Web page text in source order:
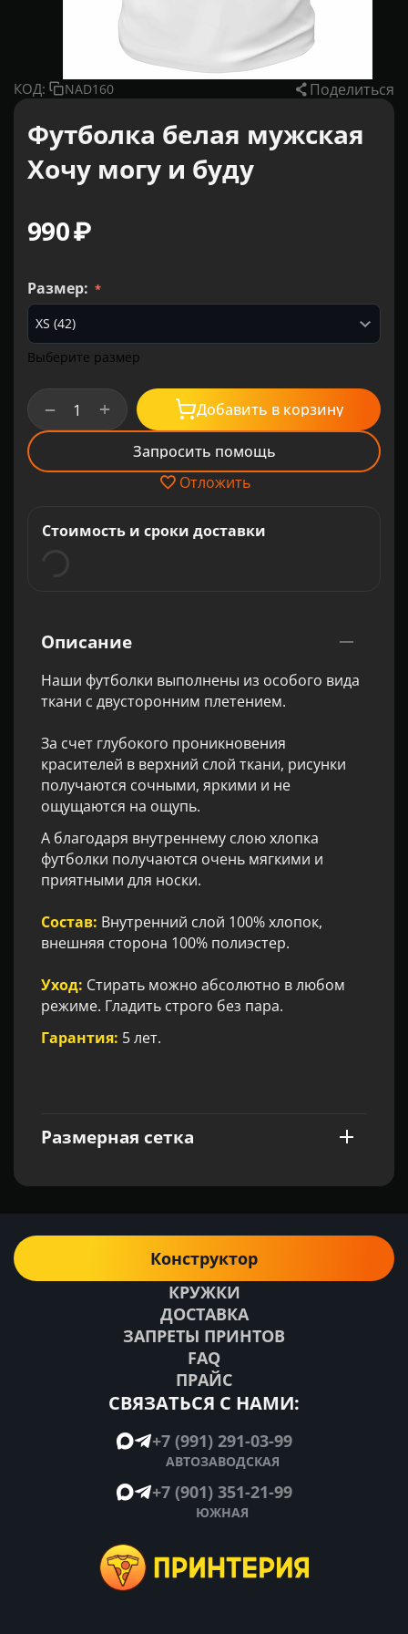
КОД: NAD160 Поделиться
Футболка белая мужская
Хочу могу и буду
‍990‍₽
Размер:
Выберите размер
+
− Добавить в корзину
Запросить помощь
Отложить
Стоимость и сроки доставки
Описание
Наши футболки выполнены из особого вида
ткани с двусторонним плетением.
За счет глубокого проникновения
красителей в верхний слой ткани, рисунки
получаются сочными, яркими и не
ощущаются на ощупь.
А благодаря внутреннему слою хлопка
футболки получаются очень мягкими и
приятными для носки.
Состав: Внутренний слой 100% хлопок,
внешняя сторона 100% полиэстер.
Уход: Стирать можно абсолютно в любом
режиме. Гладить строго без пара.
Гарантия: 5 лет.
Размерная сетка
СВЯЗАТЬСЯ С НАМИ:
+7 (991) 291-03-99
АВТОЗАВОДСКАЯ
+7 (901) 351-21-99
ЮЖНАЯ
КРУЖКИ
ДОСТАВКА
ЗАПРЕТЫ ПРИНТОВ
FAQ
ПРАЙС
Конструктор